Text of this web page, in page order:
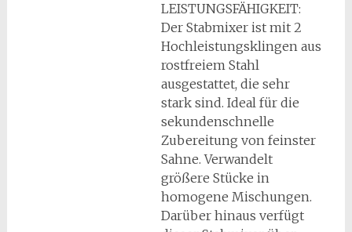
LEISTUNGSFÄHIGKEIT:
Der Stabmixer ist mit 2
Hochleistungsklingen aus
rostfreiem Stahl
ausgestattet, die sehr
stark sind. Ideal für die
sekundenschnelle
Zubereitung von feinster
Sahne. Verwandelt
größere Stücke in
homogene Mischungen.
Darüber hinaus verfügt